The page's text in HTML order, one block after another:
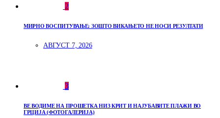
2
МИРНО ВОСПИТУВАЊЕ: ЗОШТО ВИКАЊЕТО НЕ НОСИ РЕЗУЛТАТИ
АВГУСТ 7, 2026
3
ВЕ ВОДИМЕ НА ПРОШЕТКА НИЗ КРИТ И НАЈУБАВИТЕ ПЛАЖИ ВО
ГРЦИЈА (ФОТОГАЛЕРИЈА)